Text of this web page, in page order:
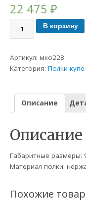
22 475₽
В корзину
Артикул:мко228
Категория:Полки-купе
Описание
Описание
Габаритные размеры:
Материал полки:
Похожие